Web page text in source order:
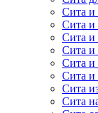
Сита и
Сита и
Сита и
Сита и
Сита и
Сита и
Сита
Сита